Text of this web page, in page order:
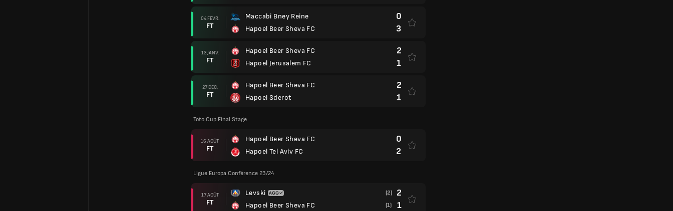
04 FÉVR.
FT
Maccabi Bney Reine
Hapoel Beer Sheva FC
0
3
13 JANV.
FT
Hapoel Beer Sheva FC
Hapoel Jerusalem FC
2
1
27 DÉC.
FT
Hapoel Beer Sheva FC
Hapoel Sderot
2
1
Toto Cup Final Stage
16 AOÛT
FT
Hapoel Beer Sheva FC
Hapoel Tel Aviv FC
0
2
Ligue Europa Conférence 23/24
17 AOÛT
FT
Levski
Hapoel Beer Sheva FC
(2) 2
(1) 1